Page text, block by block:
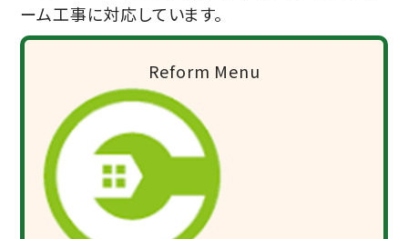
ーム工事に対応しています。
Reform Menu